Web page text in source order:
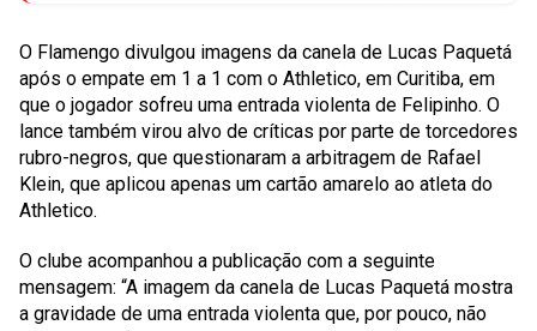
O Flamengo divulgou imagens da canela de Lucas Paquetá
após o empate em 1 a 1 com o Athletico, em Curitiba, em
que o jogador sofreu uma entrada violenta de Felipinho. O
lance também virou alvo de críticas por parte de torcedores
rubro-negros, que questionaram a arbitragem de Rafael
Klein, que aplicou apenas um cartão amarelo ao atleta do
Athletico.
O clube acompanhou a publicação com a seguinte
mensagem: “A imagem da canela de Lucas Paquetá mostra
a gravidade de uma entrada violenta que, por pouco, não